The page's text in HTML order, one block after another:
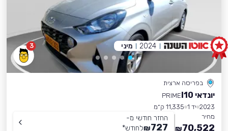
3
בפריסה ארצית
יונדאי I10
PRIME
2023 יד 1
11,335 ק״מ
מחיר
70,522
₪
החזר חודשי מ-
727
₪לחודש*
2024 מיני